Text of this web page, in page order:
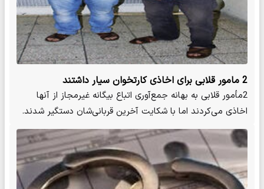
2 مامور قلابی برای اخاذی کارتخوان سیار داشتند
2مأمور قلابی به بهانه جمع‌آوری اتباع بیگانه غیرمجاز از آنها
اخاذی می‌کردند اما با شکایت آخرین قربانی‌شان دستگیر شدند.